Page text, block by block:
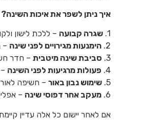
איך ניתן לשפר את איכות השינה?
1. שגרה קבועה – ללכת לישון
2. הימנעות מגירויים לפני שינה –
3. סביבת שינה מיטבית – חדר חשוך, שקט
4. פעולות מרגיעות לפני השינה
5. שימוש נבון באור – חשיפה
6. מעקב אחר דפוסי שינה –
אם לאחר יישום כל אלה עדיין